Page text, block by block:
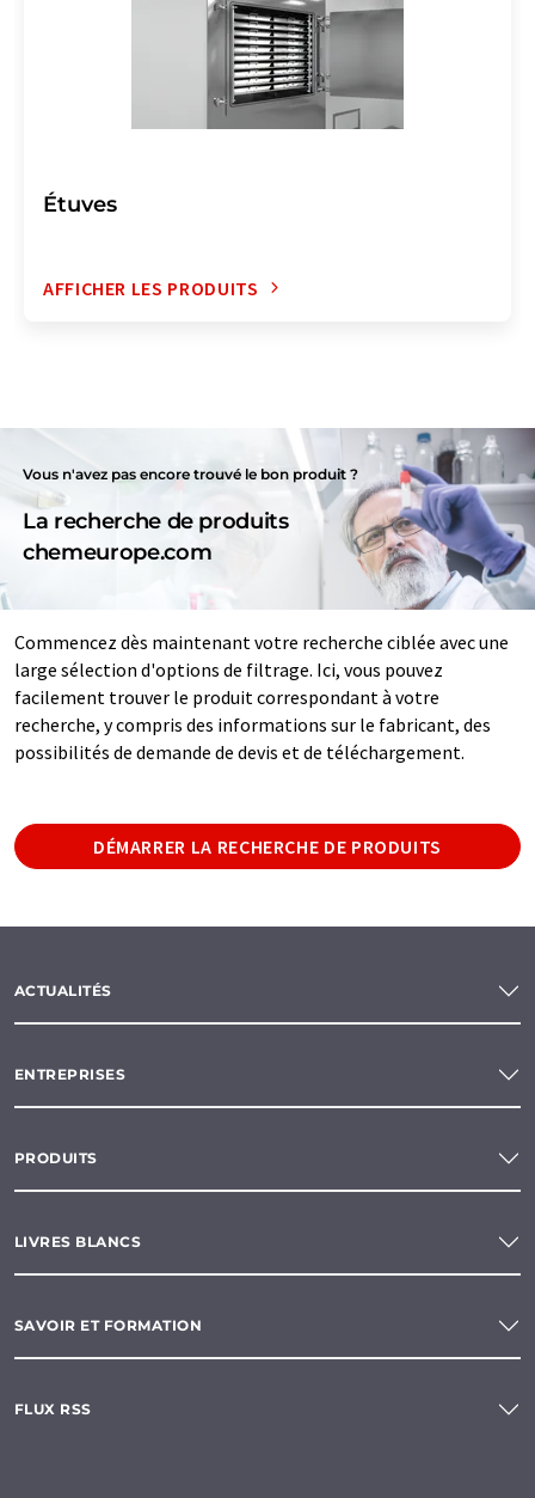
Étuves
AFFICHER LES PRODUITS
Vous n'avez pas encore trouvé le bon produit ?
La recherche de produits
chemeurope.com
Commencez dès maintenant votre recherche ciblée avec une
large sélection d'options de filtrage. Ici, vous pouvez
facilement trouver le produit correspondant à votre
recherche, y compris des informations sur le fabricant, des
possibilités de demande de devis et de téléchargement.
DÉMARRER LA RECHERCHE DE PRODUITS
ACTUALITÉS
ENTREPRISES
PRODUITS
LIVRES BLANCS
SAVOIR ET FORMATION
FLUX RSS